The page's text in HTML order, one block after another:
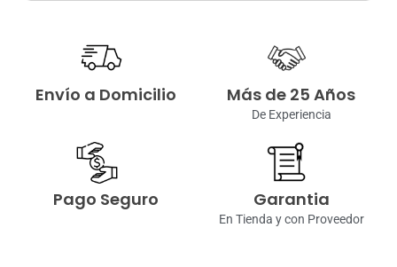
Envío a Domicilio Más de 25 Años
De Experiencia
Pago Seguro Garantia
En Tienda y con Proveedor